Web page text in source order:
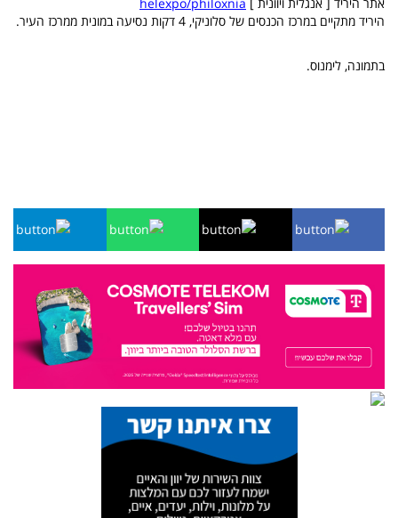
אתר היריד [ אנגלית ויוונית ] helexpo/philoxnia
היריד מתקיים במרכז הכנסים של סלוניקי, 4 דקות נסיעה במונית ממרכז העיר.
בתמונה, לימנוס.